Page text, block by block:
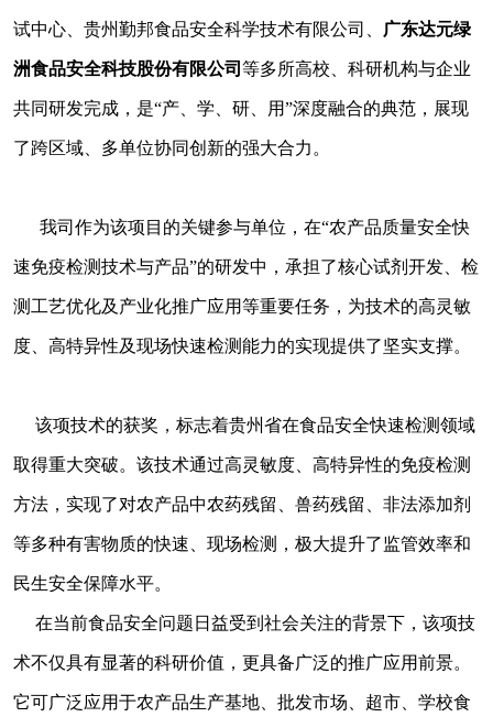
试中心、贵州勤邦食品安全科学技术有限公司、 广东达元绿
洲食品安全科技股份有限公司等多所高校、科研机构与企业
共同研发完成，是“产、学、研、用”深度融合的典范，展现
了跨区域、多单位协同创新的强大合力。
我司作为该项目的关键参与单位，在“农产品质量安全快
速免疫检测技术与产品”的研发中，承担了核心试剂开发、检
测工艺优化及产业化推广应用等重要任务，为技术的高灵敏
度、高特异性及现场快速检测能力的实现提供了坚实支撑。
该项技术的获奖，标志着贵州省在食品安全快速检测领域
取得重大突破。该技术通过高灵敏度、高特异性的免疫检测
方法，实现了对农产品中农药残留、兽药残留、非法添加剂
等多种有害物质的快速、现场检测，极大提升了监管效率和
民生安全保障水平。
在当前食品安全问题日益受到社会关注的背景下，该项技
术不仅具有显著的科研价值，更具备广泛的推广应用前景。
它可广泛应用于农产品生产基地、批发市场、超市、学校食